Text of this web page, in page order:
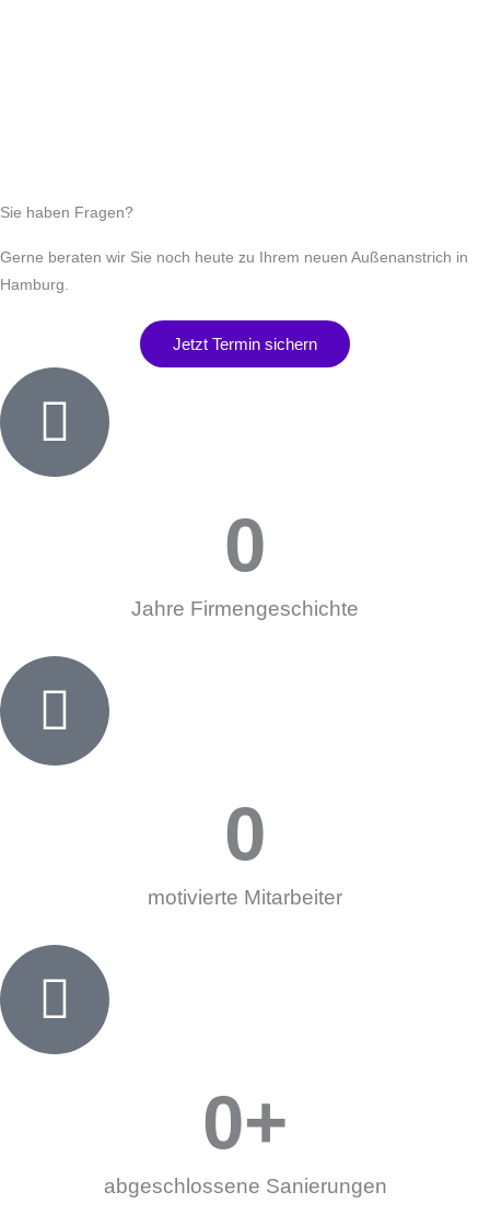
Sie haben Fragen?
Gerne beraten wir Sie noch heute zu Ihrem neuen Außenanstrich in
Hamburg.
Jetzt Termin sichern
Jahre Firmengeschichte
0
motivierte Mitarbeiter
0
abgeschlossene Sanierungen
0+